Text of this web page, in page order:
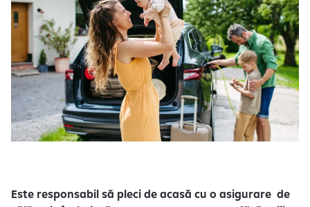
Este responsabil să pleci de acasă cu o asigurare de